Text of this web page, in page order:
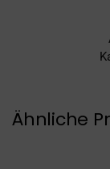
Ähnliche